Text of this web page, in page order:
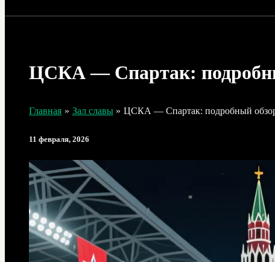
ЦСКА — Спартак:
Главная Зал славы ЦСКА — Спартак: подробный
11 февраля, 2026